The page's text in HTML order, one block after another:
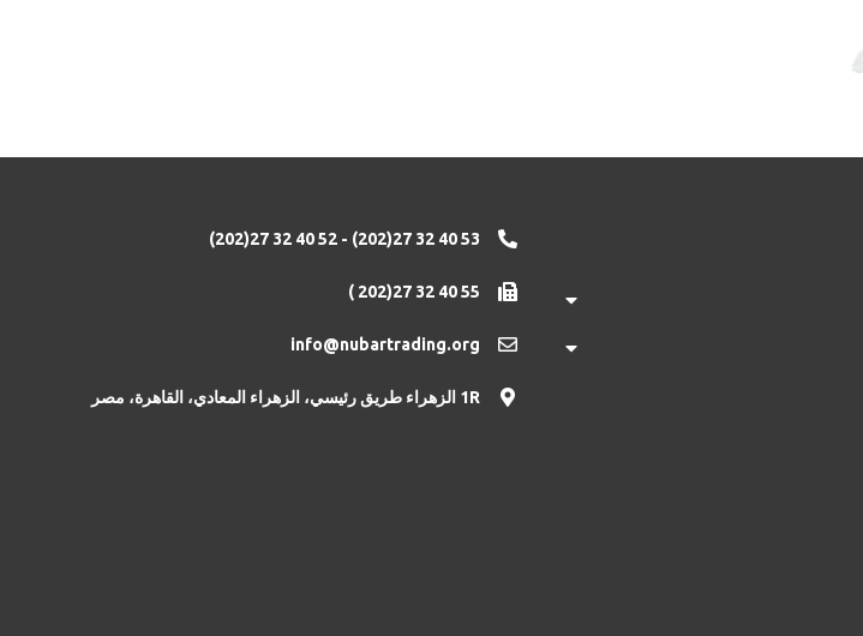
(202)27 32 40 52 - (202)27 32 40 53
( 202)27 32 40 55
info@nubartrading.org
1R الزهراء طريق رئيسي، الزهراء المعادي، القاهرة، مصر